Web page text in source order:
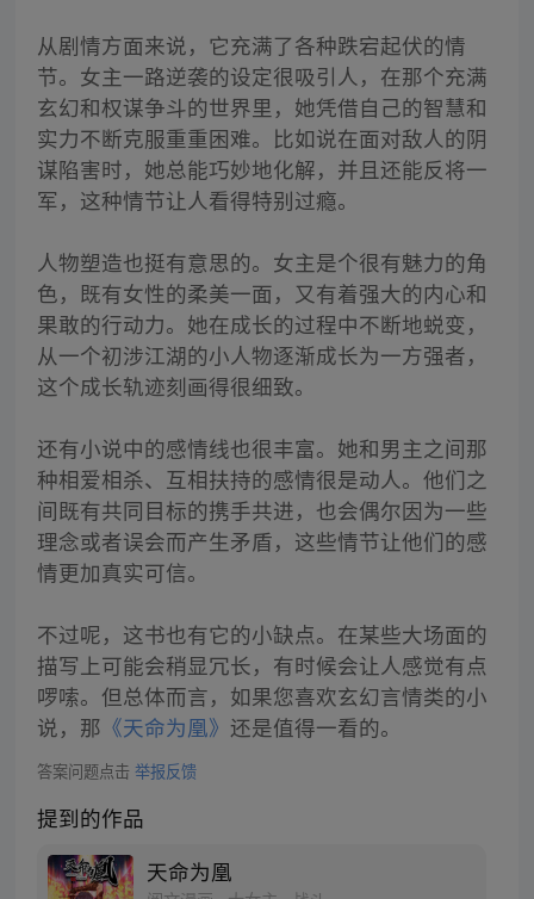
从剧情方面来说，它充满了各种跌宕起伏的情
节。女主一路逆袭的设定很吸引人，在那个充满
玄幻和权谋争斗的世界里，她凭借自己的智慧和
实力不断克服重重困难。比如说在面对敌人的阴
谋陷害时，她总能巧妙地化解，并且还能反将一
军，这种情节让人看得特别过瘾。
人物塑造也挺有意思的。女主是个很有魅力的角
色，既有女性的柔美一面，又有着强大的内心和
果敢的行动力。她在成长的过程中不断地蜕变，
从一个初涉江湖的小人物逐渐成长为一方强者，
这个成长轨迹刻画得很细致。
还有小说中的感情线也很丰富。她和男主之间那
种相爱相杀、互相扶持的感情很是动人。他们之
间既有共同目标的携手共进，也会偶尔因为一些
理念或者误会而产生矛盾，这些情节让他们的感
情更加真实可信。
不过呢，这书也有它的小缺点。在某些大场面的
描写上可能会稍显冗长，有时候会让人感觉有点
啰嗦。但总体而言，如果您喜欢玄幻言情类的小
说，那 《天命为凰》 还是值得一看的。
答案问题点击 举报反馈
提到的作品
天命为凰